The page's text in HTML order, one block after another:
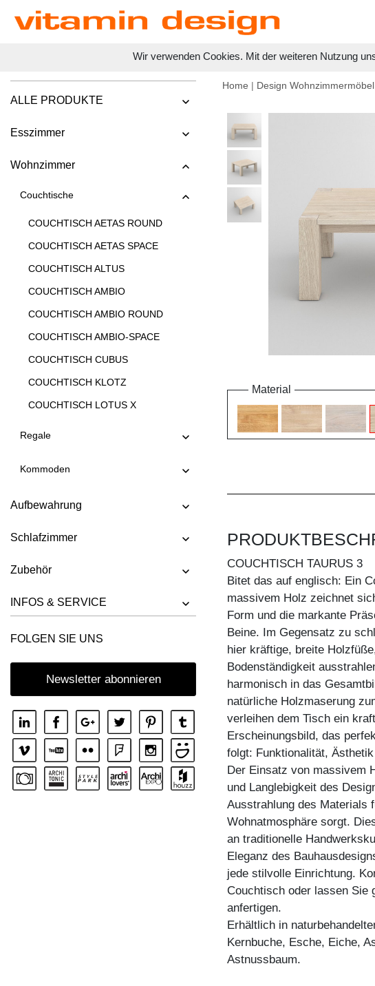
Wir verwenden Cookies. Mit der weiteren Nutzung
ALLE PRODUKTE
Esszimmer
Wohnzimmer
Couchtische
COUCHTISCH AETAS ROUND
COUCHTISCH AETAS SPACE
COUCHTISCH ALTUS
COUCHTISCH AMBIO
COUCHTISCH AMBIO ROUND
COUCHTISCH AMBIO-SPACE
COUCHTISCH CUBUS
COUCHTISCH KLOTZ
COUCHTISCH LOTUS X
COUCHTISCH MENA A
COUCHTISCH MENA G 3
COUCHTISCH MENA G 4
COUCHTISCH MENA M
COUCHTISCH MENA T
COUCHTISCH RHOMBI ROUND
COUCHTISCH SENA SERVIER
COUCHTISCH TAURUS 3
COUCHTISCH ZIRKEL A
COUCHTISCH ZIRKEL QG
Regale
Kommoden
Aufbewahrung
Schlafzimmer
Zubehör
INFOS & SERVICE
FOLGEN SIE UNS
Newsletter abonnieren
Home | Design Wohnzimmermöbel
Material
COUCHTISCH TAURUS 3
Bitet das auf englisch: Ein
massivem Holz zeichnet
Form und die markante
Beine. Im Gegensatz zu
hier kräftige, breite
Bodenständigkeit
harmonisch in das
natürliche Holzmaserung
verleihen dem Tisch ein
Erscheinungsbild, das
folgt: Funktionalität,
Der Einsatz von massivem
und Langlebigkeit des
Ausstrahlung des Materials
Wohnatmosphäre sorgt.
an traditionelle
Eleganz des
jede stilvolle Einrichtung.
Couchtisch oder lassen Sie
anfertigen.
Erhältlich in
Kernbuche, Esche, Eiche,
Astnussbaum.